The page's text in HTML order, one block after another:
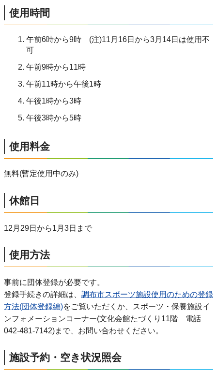
使用時間
午前6時から9時 (注)11月16日から3月14日は使用不
可
午前9時から11時
午前11時から午後1時
午後1時から3時
午後3時から5時
使用料金
無料(暫定使用中のみ)
休館日
12月29日から1月3日まで
使用方法
事前に団体登録が必要です。
登録手続きの詳細は、 調布市スポーツ施設使用のための登録
方法(団体登録編)をご覧いただくか、スポーツ・保養施設イ
ンフォメーションコーナー(文化会館たづくり11階 電話
042-481-7142)まで、お問い合わせください。
施設予約・空き状況照会